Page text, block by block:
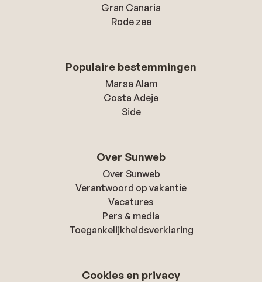
Gran Canaria
Rode zee
Populaire bestemmingen
Marsa Alam
Costa Adeje
Side
Over Sunweb
Over Sunweb
Verantwoord op vakantie
Vacatures
Pers & media
Toegankelijkheidsverklaring
Cookies en privacy